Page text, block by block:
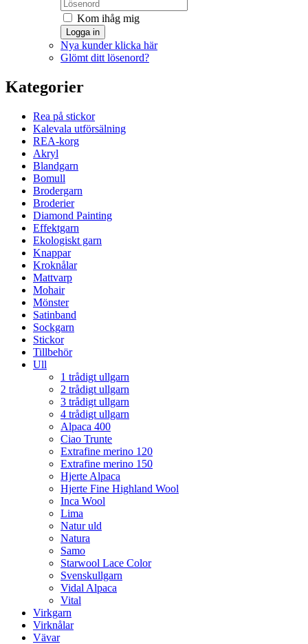
Kom ihåg mig
Logga in
Nya kunder klicka här
Glömt ditt lösenord?
Kategorier
Rea på stickor
Kalevala utförsälning
REA-korg
Akryl
Blandgarn
Bomull
Brodergarn
Broderier
Diamond Painting
Effektgarn
Ekologiskt garn
Knappar
Kroknålar
Mattvarp
Mohair
Mönster
Satinband
Sockgarn
Stickor
Tillbehör
Ull
1 trådigt ullgarn
2 trådigt ullgarn
3 trådigt ullgarn
4 trådigt ullgarn
Alpaca 400
Ciao Trunte
Extrafine merino 120
Extrafine merino 150
Hjerte Alpaca
Hjerte Fine Highland Wool
Inca Wool
Lima
Natur uld
Natura
Samo
Starwool Lace Color
Svenskullgarn
Vidal Alpaca
Vital
Virkgarn
Virknålar
Vävar